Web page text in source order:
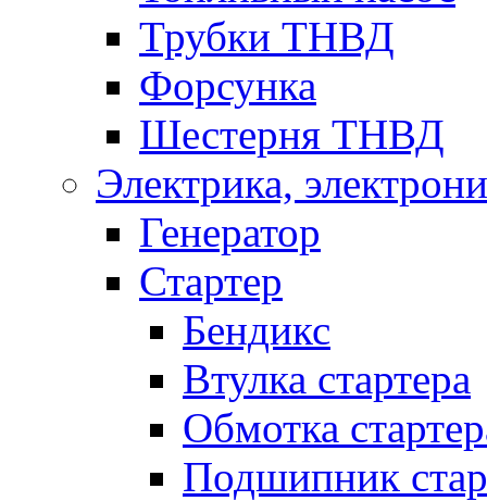
Трубки ТНВД
Форсунка
Шестерня ТНВД
Электрика,
Генератор
Стартер
Бендикс
Втулка стартера
Обмотка
Подшипник